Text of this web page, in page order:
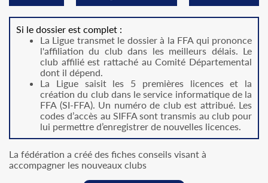
Si le dossier est complet :
La Ligue transmet le dossier à la FFA qui prononce
l'affiliation du club dans les meilleurs délais. Le
club affilié est rattaché au Comité Départemental
dont il dépend.
La Ligue saisit les 5 premières licences et la
création du club dans le service informatique de la
FFA (SI-FFA). Un numéro de club est attribué. Les
codes d’accès au SIFFA sont transmis au club pour
lui permettre d’enregistrer de nouvelles licences.
La fédération a créé des fiches conseils visant à
accompagner les nouveaux clubs